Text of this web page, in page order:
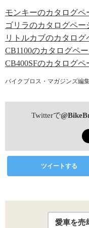
モンキーのカタログペ
ゴリラのカタログペー
リトルカブのカタログ
CB1100のカタログペ
CB400SFのカタログペ
バイクブロス・マガジンズ編
Twitterで
ツイートする
愛車を売